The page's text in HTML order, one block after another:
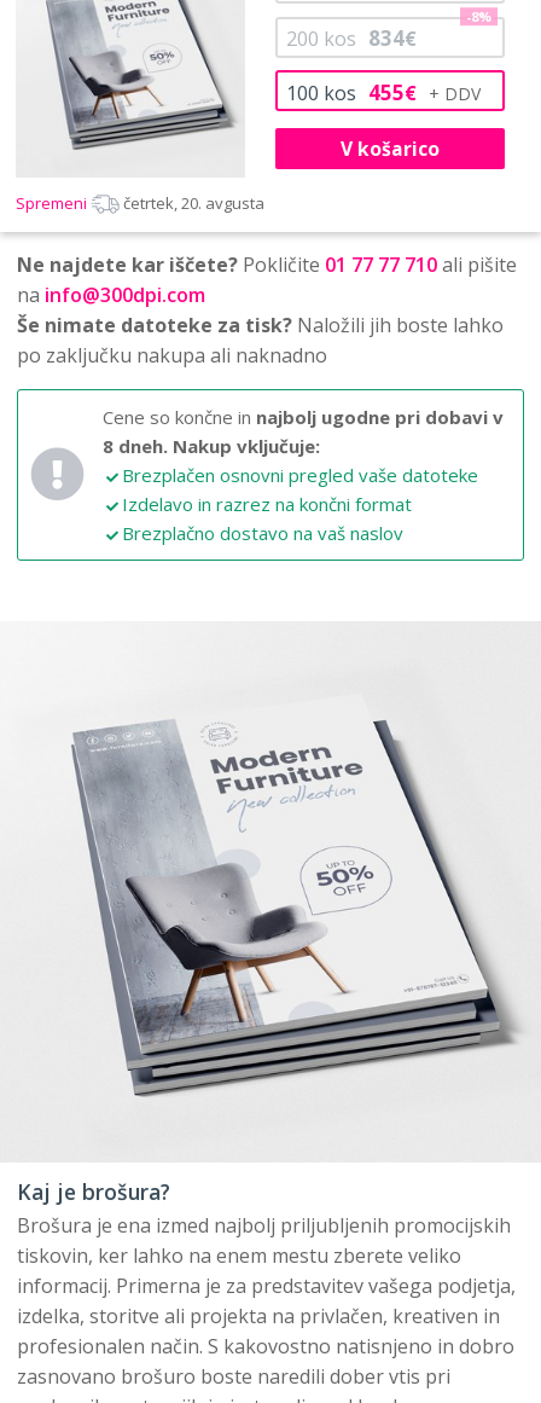
100 kos 455€
200 kos 834€
-8%
V košarico
Spremeni četrtek, 20. avgusta
Ne najdete kar iščete? Pokličite 01 77 77 710ali pišite
na info@300dpi.com
Še nimate datoteke za tisk? Naložili jih boste lahko
po zaključku nakupa ali naknadno
Cene so končne in najbolj ugodne pri dobavi v
8 dneh. Nakup vključuje:
Brezplačen osnovni pregled vaše datoteke
Izdelavo in razrez na končni format
Brezplačno dostavo na vaš naslov
Kaj je brošura?
Brošura je ena izmed najbolj priljubljenih promocijskih
tiskovin, ker lahko na enem mestu zberete veliko
informacij. Primerna je za predstavitev vašega podjetja,
izdelka, storitve ali projekta na privlačen, kreativen in
profesionalen način. S kakovostno natisnjeno in dobro
zasnovano brošuro boste naredili dober vtis pri